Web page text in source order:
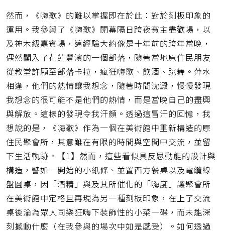
然而，《嗨歌》的難以掌握即在於此：對於刻板印象的
運用。我參與了《嗨歌》開幕隔日跨夜賓主盡歡場，以
及神木級嘉賓場，這經驗大約像是十年前的跨年當晚，
偶然闖入了花蓮豐濱的一個部落，隨著當地原住民朋友
從教堂許願至部落卡拉，瘋狂嗨歌、飲酒、跳舞。萍水
相逢，他們的熱情讓我想念，隨著時間沈澱，慢慢發現
我想念的很可能不是他們的熱情，而是當晚自己的盡興
與解放。這樣的發現令我汗顏。透過這冒汗的回憶，我
想說的是，《嗨歌》作為一個在美術館中重新構造的原
住民聚會所，其意雖在有限的時間與空間中交流，並留
下生活軌跡。【1】然而，這些看似具反思動能的設計與
構造，譬如一開始的小紙條、並置西方餐桌以及電纜線
盤圓桌，因「酒精」與及其所催化的「嗨度」讓聚會所
在美術館中定格且再現為另一種刻板印象，在上了交流
桌後淪為眾人同樂狂嗨下裝飾性的小菜一碟，而未能深
刻撼動什麼（在我參與的場次中如是感受）。如何透過